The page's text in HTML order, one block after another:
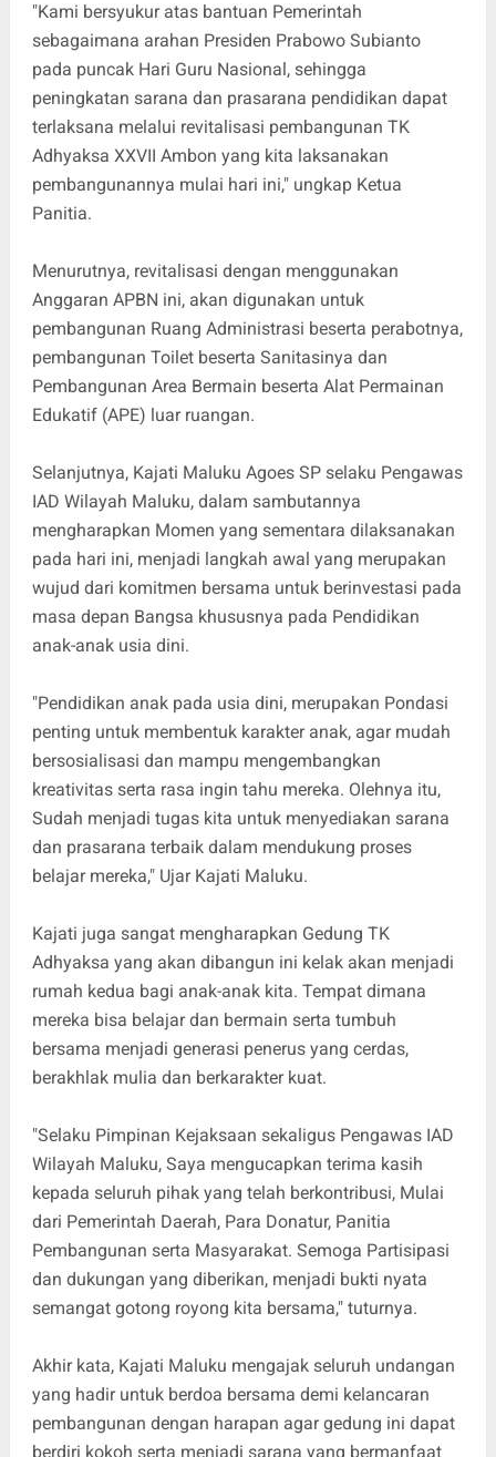
"Kami bersyukur atas bantuan Pemerintah
sebagaimana arahan Presiden Prabowo Subianto
pada puncak Hari Guru Nasional, sehingga
peningkatan sarana dan prasarana pendidikan dapat
terlaksana melalui revitalisasi pembangunan TK
Adhyaksa XXVII Ambon yang kita laksanakan
pembangunannya mulai hari ini," ungkap Ketua
Panitia.
Menurutnya, revitalisasi dengan menggunakan
Anggaran APBN ini, akan digunakan untuk
pembangunan Ruang Administrasi beserta perabotnya,
pembangunan Toilet beserta Sanitasinya dan
Pembangunan Area Bermain beserta Alat Permainan
Edukatif (APE) luar ruangan.
Selanjutnya, Kajati Maluku Agoes SP selaku Pengawas
IAD Wilayah Maluku, dalam sambutannya
mengharapkan Momen yang sementara dilaksanakan
pada hari ini, menjadi langkah awal yang merupakan
wujud dari komitmen bersama untuk berinvestasi pada
masa depan Bangsa khususnya pada Pendidikan
anak-anak usia dini.
"Pendidikan anak pada usia dini, merupakan Pondasi
penting untuk membentuk karakter anak, agar mudah
bersosialisasi dan mampu mengembangkan
kreativitas serta rasa ingin tahu mereka. Olehnya itu,
Sudah menjadi tugas kita untuk menyediakan sarana
dan prasarana terbaik dalam mendukung proses
belajar mereka," Ujar Kajati Maluku.
Kajati juga sangat mengharapkan Gedung TK
Adhyaksa yang akan dibangun ini kelak akan menjadi
rumah kedua bagi anak-anak kita. Tempat dimana
mereka bisa belajar dan bermain serta tumbuh
bersama menjadi generasi penerus yang cerdas,
berakhlak mulia dan berkarakter kuat.
"Selaku Pimpinan Kejaksaan sekaligus Pengawas IAD
Wilayah Maluku, Saya mengucapkan terima kasih
kepada seluruh pihak yang telah berkontribusi, Mulai
dari Pemerintah Daerah, Para Donatur, Panitia
Pembangunan serta Masyarakat. Semoga Partisipasi
dan dukungan yang diberikan, menjadi bukti nyata
semangat gotong royong kita bersama," tuturnya.
Akhir kata, Kajati Maluku mengajak seluruh undangan
yang hadir untuk berdoa bersama demi kelancaran
pembangunan dengan harapan agar gedung ini dapat
berdiri kokoh serta menjadi sarana yang bermanfaat